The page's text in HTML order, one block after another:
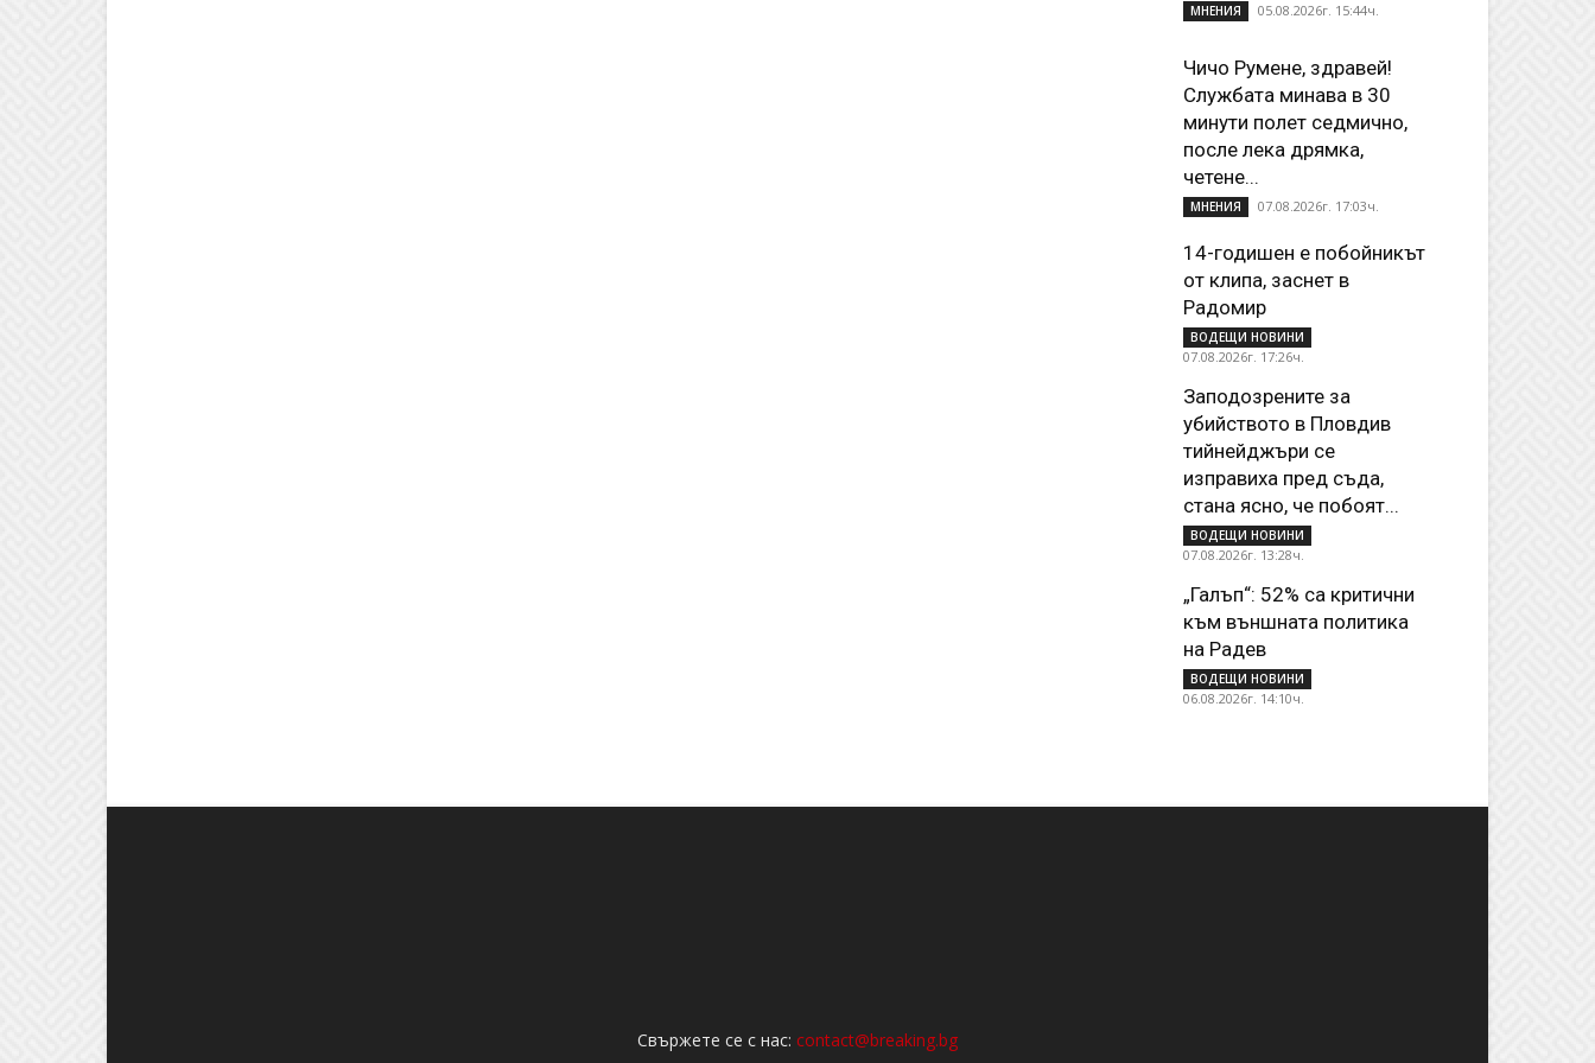
МНЕНИЯ 05.08.2026г. 15:44ч.
Чичо Румене, здравей!
Службата минава в 30
минути полет седмично,
после лека дрямка,
четене...
МНЕНИЯ 07.08.2026г. 17:03ч.
14-годишен е побойникът
от клипа, заснет в
Радомир
ВОДЕЩИ НОВИНИ
07.08.2026г. 17:26ч.
Заподозрените за
убийството в Пловдив
тийнейджъри се
изправиха пред съда,
стана ясно, че побоят...
ВОДЕЩИ НОВИНИ
07.08.2026г. 13:28ч.
„Галъп“: 52% са критични
към външната политика
на Радев
ВОДЕЩИ НОВИНИ
06.08.2026г. 14:10ч.
Свържете се с нас: contact@breaking.bg